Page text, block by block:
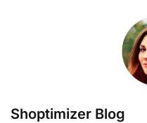
Shoptimizer Blog